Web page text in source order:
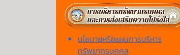
นโยบายหรือแผนการบริหาร
ทรัพยากรบุคคล